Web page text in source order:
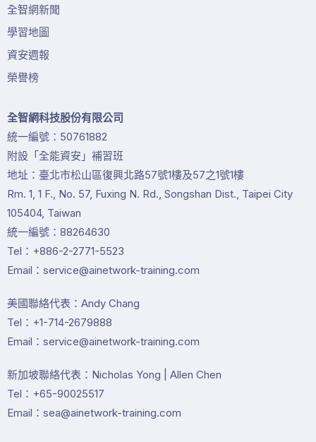
全智網新聞
學習地圖
資安週報
榮譽榜
全智網科技股份有限公司
統一編號：50761882
附設「全能資安」補習班
地址：臺北市松山區復興北路57號1樓及57之1號1樓
Rm. 1, 1 F., No. 57, Fuxing N. Rd., Songshan Dist., Taipei City
105404, Taiwan
統一編號：88264630
Tel：+886-2-2771-5523
Email：service@ainetwork-training.com
美國聯絡代表：Andy Chang
Tel：+1-714-2679888
Email：service@ainetwork-training.com
新加坡聯絡代表：Nicholas Yong | Allen Chen
Tel：+65-90025517
Email：sea@ainetwork-training.com